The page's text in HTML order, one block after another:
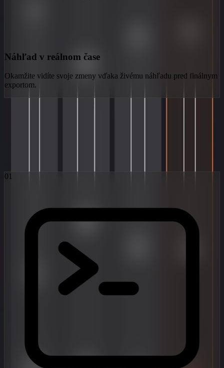
Náhľad v reálnom čase
Okamžite vidíte svoje zmeny vďaka živému náhľadu pred finálnym
exportom.
01